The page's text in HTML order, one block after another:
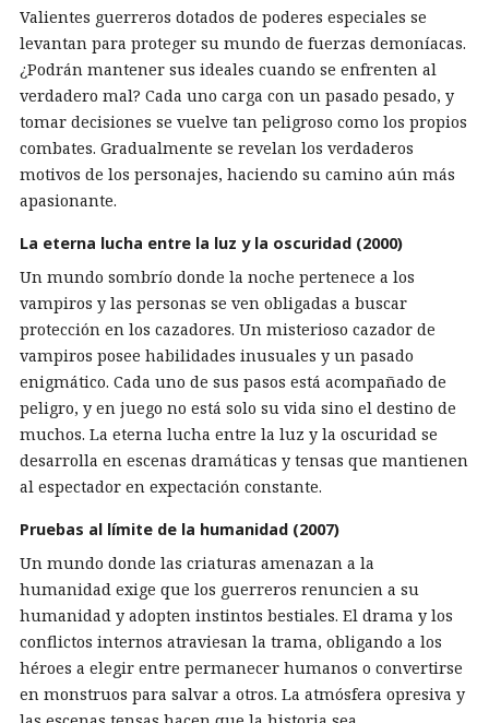
Valientes guerreros dotados de poderes especiales se
levantan para proteger su mundo de fuerzas demoníacas.
¿Podrán mantener sus ideales cuando se enfrenten al
verdadero mal? Cada uno carga con un pasado pesado, y
tomar decisiones se vuelve tan peligroso como los propios
combates. Gradualmente se revelan los verdaderos
motivos de los personajes, haciendo su camino aún más
apasionante.
La eterna lucha entre la luz y la oscuridad (2000)
Un mundo sombrío donde la noche pertenece a los
vampiros y las personas se ven obligadas a buscar
protección en los cazadores. Un misterioso cazador de
vampiros posee habilidades inusuales y un pasado
enigmático. Cada uno de sus pasos está acompañado de
peligro, y en juego no está solo su vida sino el destino de
muchos. La eterna lucha entre la luz y la oscuridad se
desarrolla en escenas dramáticas y tensas que mantienen
al espectador en expectación constante.
Pruebas al límite de la humanidad (2007)
Un mundo donde las criaturas amenazan a la
humanidad exige que los guerreros renuncien a su
humanidad y adopten instintos bestiales. El drama y los
conflictos internos atraviesan la trama, obligando a los
héroes a elegir entre permanecer humanos o convertirse
en monstruos para salvar a otros. La atmósfera opresiva y